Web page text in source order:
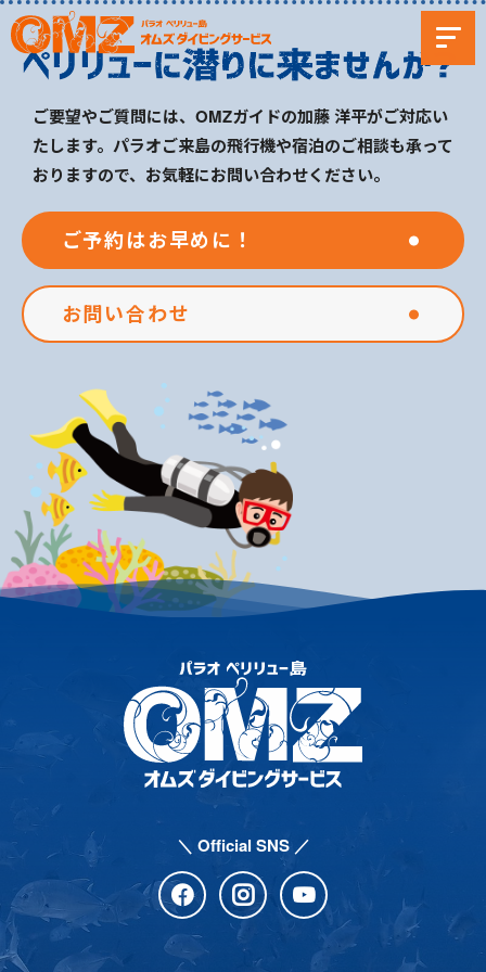
ご要望やご質問には、OMZガイドの加藤 洋平がご対応い
たします。パラオご来島の飛行機や宿泊のご相談も承って
おりますので、お気軽にお問い合わせください。
ご予約はお早めに！
お問い合わせ
＼ Official SNS ／